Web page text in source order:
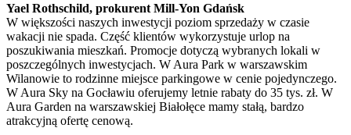
Yael Rothschild, prokurent Mill-Yon Gdańsk
W większości naszych inwestycji poziom sprzedaży w czasie
wakacji nie spada. Część klientów wykorzystuje urlop na
poszukiwania mieszkań. Promocje dotyczą wybranych lokali w
poszczególnych inwestycjach. W Aura Park w warszawskim
Wilanowie to rodzinne miejsce parkingowe w cenie pojedynczego.
W Aura Sky na Gocławiu oferujemy letnie rabaty do 35 tys. zł. W
Aura Garden na warszawskiej Białołęce mamy stałą, bardzo
atrakcyjną ofertę cenową.